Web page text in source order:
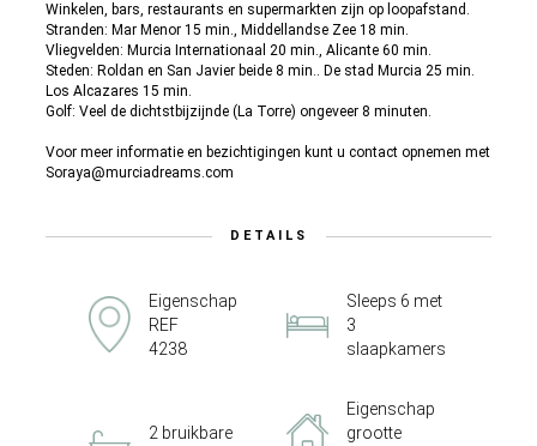
Winkelen, bars, restaurants en supermarkten zijn op loopafstand.
Stranden: Mar Menor 15 min., Middellandse Zee 18 min.
Vliegvelden: Murcia Internationaal 20 min., Alicante 60 min.
Steden: Roldan en San Javier beide 8 min.. De stad Murcia 25 min.
Los Alcazares 15 min.
Golf: Veel de dichtstbijzijnde (La Torre) ongeveer 8 minuten.
Voor meer informatie en bezichtigingen kunt u contact opnemen met
Soraya@murciadreams.com
DETAILS
Eigenschap
REF
4238
Sleeps 6 met
3
slaapkamers
2 bruikbare
Eigenschap
grootte